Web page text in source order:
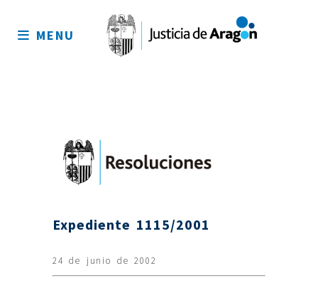
sitio
MENU
Expediente 1115/2001
24 de junio de 2002